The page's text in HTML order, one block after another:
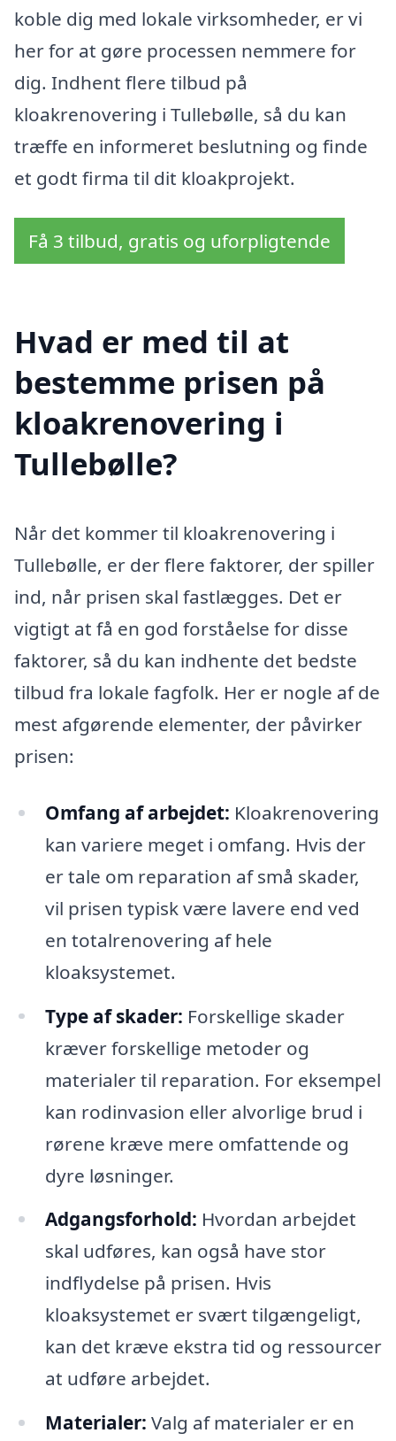
koble dig med lokale virksomheder, er vi
her for at gøre processen nemmere for
dig. Indhent flere tilbud på
kloakrenovering i Tullebølle, så du kan
træffe en informeret beslutning og finde
et godt firma til dit kloakprojekt.
Få 3 tilbud, gratis og uforpligtende
Hvad er med til at
bestemme prisen på
kloakrenovering i
Tullebølle?
Når det kommer til kloakrenovering i
Tullebølle, er der flere faktorer, der spiller
ind, når prisen skal fastlægges. Det er
vigtigt at få en god forståelse for disse
faktorer, så du kan indhente det bedste
tilbud fra lokale fagfolk. Her er nogle af de
mest afgørende elementer, der påvirker
prisen:
Omfang af arbejdet: Kloakrenovering
kan variere meget i omfang. Hvis der
er tale om reparation af små skader,
vil prisen typisk være lavere end ved
en totalrenovering af hele
kloaksystemet.
Type af skader: Forskellige skader
kræver forskellige metoder og
materialer til reparation. For eksempel
kan rodinvasion eller alvorlige brud i
rørene kræve mere omfattende og
dyre løsninger.
Adgangsforhold: Hvordan arbejdet
skal udføres, kan også have stor
indflydelse på prisen. Hvis
kloaksystemet er svært tilgængeligt,
kan det kræve ekstra tid og ressourcer
at udføre arbejdet.
Materialer: Valg af materialer er en